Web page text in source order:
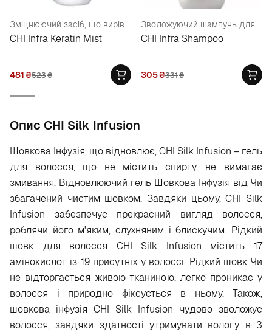
Зміцнюючий засіб, що вирівнює пористість волосся
CHI Infra Keratin Mist
481₴523₴
Зволожуючий шампунь для всіх типів волосся
CHI Infra Shampoo
305₴331₴
Опис CHI Silk Infusion
Шовкова Інфузія, що відновлює, CHI Silk Infusion – гель
для волосся, що не містить спирту, не вимагає
змивання. Відновлюючий гель Шовкова Інфузія від Чи
збагачений чистим шовком. Завдяки цьому, CHI Silk
Infusion забезпечує прекрасний вигляд волосся,
роблячи його м'яким, слухняним і блискучим. Рідкий
шовк для волосся CHI Silk Infusion містить 17
амінокислот із 19 присутніх у волоссі. Рідкий шовк Чи
не відторгається живою тканиною, легко проникає у
волосся і природно фіксується в ньому. Також,
шовкова інфузія CHI Silk Infusion чудово зволожує
волосся, завдяки здатності утримувати вологу в 3